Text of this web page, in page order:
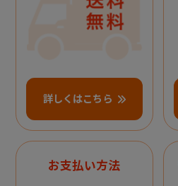
詳しくはこちら
お支払い方法